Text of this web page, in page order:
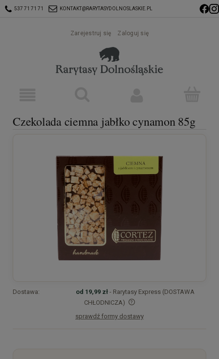
537 71 71 71 KONTAKT@RARYTASYDOLNOSLASKIE.PL
Zarejestruj się Zaloguj się
Czekolada ciemna jabłko cynamon 85g
Dostawa: od 19,99 zł - Rarytasy Express (DOSTAWA
CHŁODNICZA)
Cena nie zawiera ewentualnych kosztów płatności
sprawdź formy dostawy